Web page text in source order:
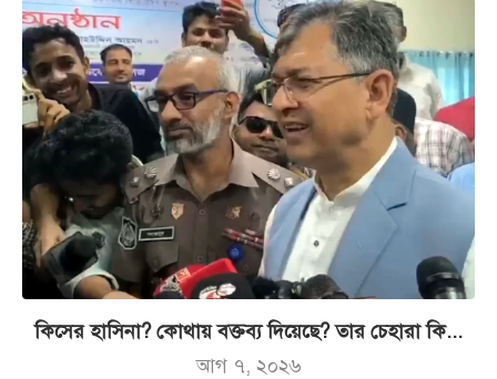
কিসের হাসিনা? কোথায় বক্তব্য দিয়েছে? তার চেহারা কি...
আগ ৭, ২০২৬